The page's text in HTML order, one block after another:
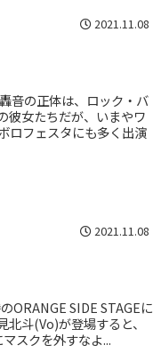
2021.11.08
音の正体は、ロック・バ
彼女たちだが、いまやワ
ロフェスタにも多く出演
2021.11.08
ORANGE SIDE STAGEに
斗(Vo)が登場すると、
スクを外すなよ...